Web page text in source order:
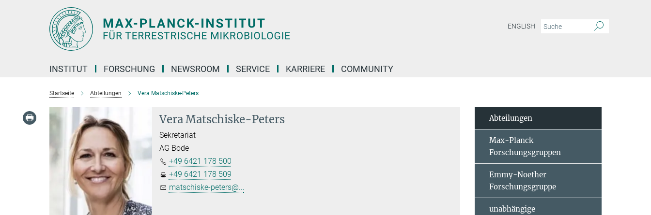
ENGLISH
INSTITUT FORSCHUNG NEWSROOM SERVICE KARRIERE COMMUNITY
Startseite Abteilungen Vera Matschiske-Peters
Vera Matschiske-Peters
Sekretariat
AG Bode
+49 6421 178 500
+49 6421 178 509
matschiske-peters@...
Abteilungen
Max-Planck
Forschungsgruppen
Emmy-Noether
Forschungsgruppe
unabhängige